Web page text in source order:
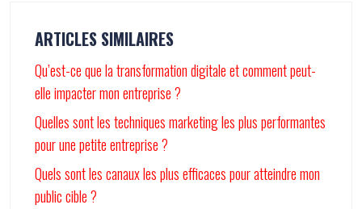
ARTICLES SIMILAIRES
Qu’est-ce que la transformation digitale et comment peut-
elle impacter mon entreprise ?
Quelles sont les techniques marketing les plus performantes
pour une petite entreprise ?
Quels sont les canaux les plus efficaces pour atteindre mon
public cible ?